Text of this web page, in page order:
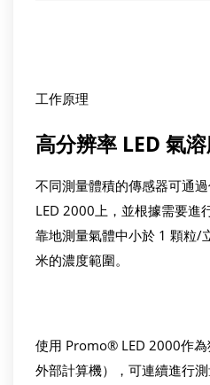
工作原理
高分辨率 LED 氣
不同測量體積的傳感器可通
LED 2000上，並根據需要進
靠地測量氣體中小於 1 顆粒/
米的濃度範圍。
使用 Promo® LED 2000作
外部計算機），可連續進行